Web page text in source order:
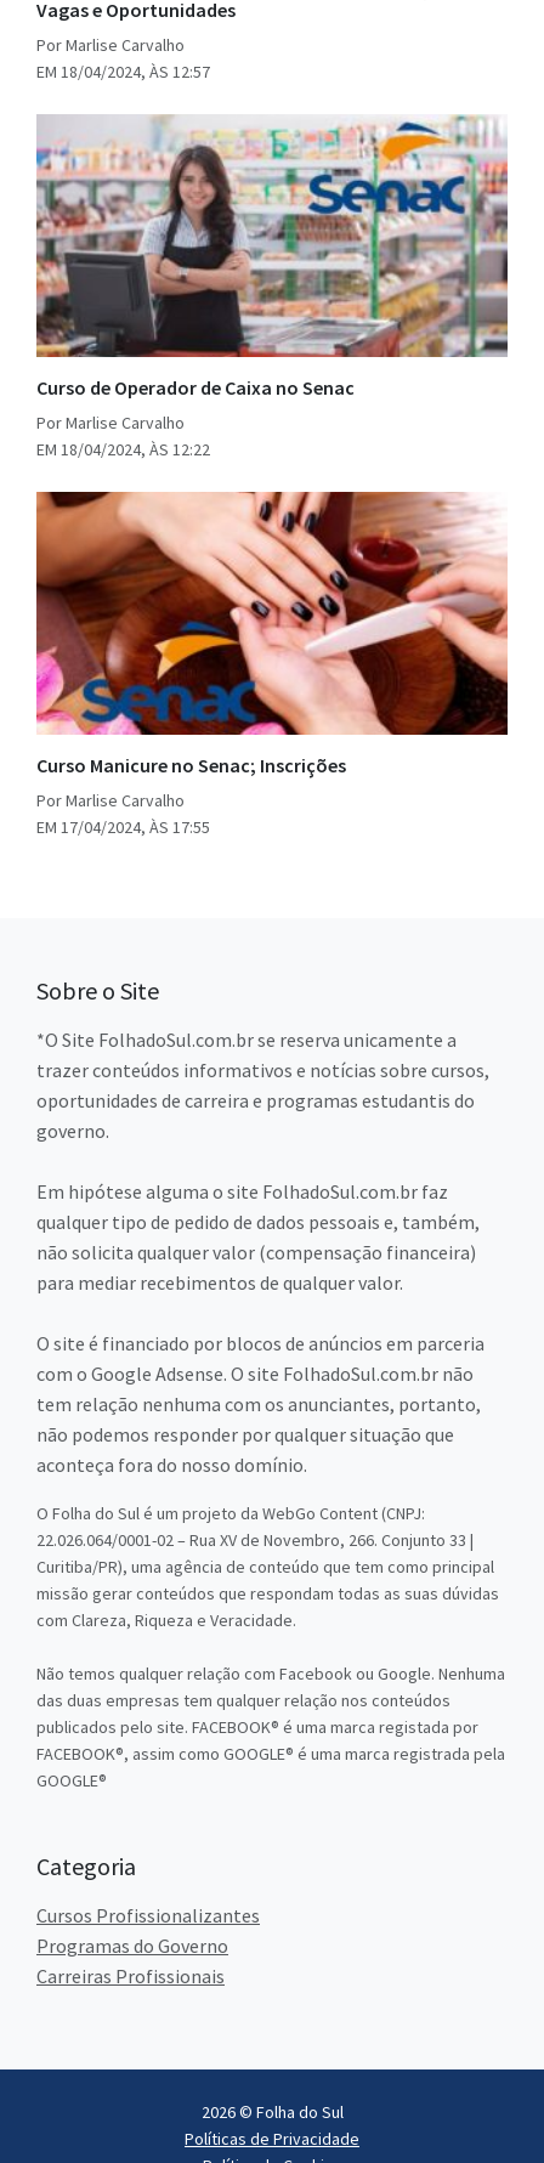
Vagas e Oportunidades
Por Marlise Carvalho
EM 18/04/2024, ÀS 12:57
Curso de Operador de Caixa no Senac
Por Marlise Carvalho
EM 18/04/2024, ÀS 12:22
Curso Manicure no Senac; Inscrições
Por Marlise Carvalho
EM 17/04/2024, ÀS 17:55
Sobre o Site
*O Site FolhadoSul.com.br se reserva unicamente a
trazer conteúdos informativos e notícias sobre cursos,
oportunidades de carreira e programas estudantis do
governo.
Em hipótese alguma o site FolhadoSul.com.br faz
qualquer tipo de pedido de dados pessoais e, também,
não solicita qualquer valor (compensação financeira)
para mediar recebimentos de qualquer valor.
O site é financiado por blocos de anúncios em parceria
com o Google Adsense. O site FolhadoSul.com.br não
tem relação nenhuma com os anunciantes, portanto,
não podemos responder por qualquer situação que
aconteça fora do nosso domínio.
O Folha do Sul é um projeto da WebGo Content (CNPJ:
22.026.064/0001-02 – Rua XV de Novembro, 266. Conjunto 33 |
Curitiba/PR), uma agência de conteúdo que tem como principal
missão gerar conteúdos que respondam todas as suas dúvidas
com Clareza, Riqueza e Veracidade.
Não temos qualquer relação com Facebook ou Google. Nenhuma
das duas empresas tem qualquer relação nos conteúdos
publicados pelo site. FACEBOOK® é uma marca registada por
FACEBOOK®, assim como GOOGLE® é uma marca registrada pela
GOOGLE®
Categoria
Cursos Profissionalizantes
Programas do Governo
Carreiras Profissionais
2026 © Folha do Sul
Políticas de Privacidade